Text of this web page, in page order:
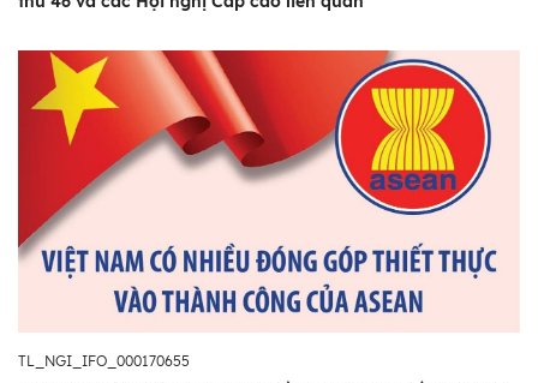
TL_NGI_IFO_000170655